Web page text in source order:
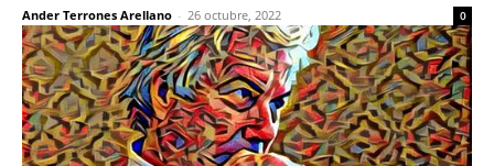
Ander Terrones Arellano - 26 octubre, 2022 0